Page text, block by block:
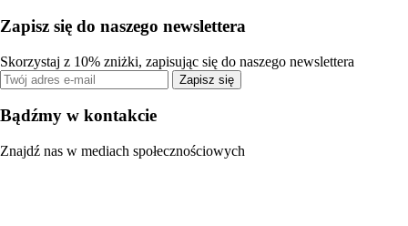
Zapisz się do naszego newslettera
Skorzystaj z 10% zniżki, zapisując się do naszego newslettera
Zapisz się
Bądźmy w kontakcie
Znajdź nas w mediach społecznościowych